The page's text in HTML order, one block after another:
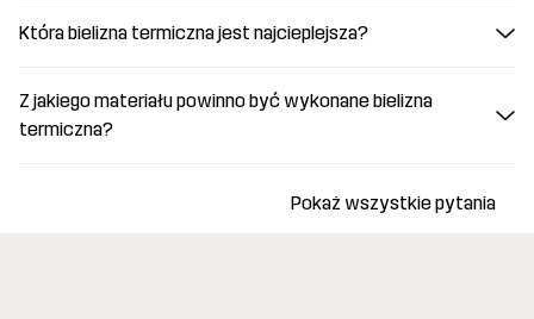
Która bielizna termiczna jest najcieplejsza?
Z jakiego materiału powinno być wykonane bielizna
termiczna?
Pokaż wszystkie pytania